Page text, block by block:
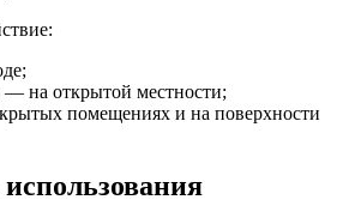
— на открытой местности;
помещениях и на поверхности